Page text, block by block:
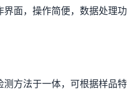
面，操作简便，数据处理功
方法于一体，可根据样品特